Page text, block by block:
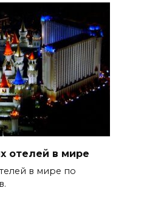
отелей в мире
в мире по